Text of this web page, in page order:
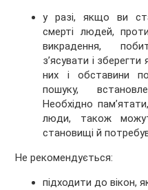
у разі, якщо ви
смерті людей,
викрадення,
з’ясувати і
них і обставини
пошуку,
Необхідно
люди, також
становищі й
Не рекомендується:
підходити до вікон,